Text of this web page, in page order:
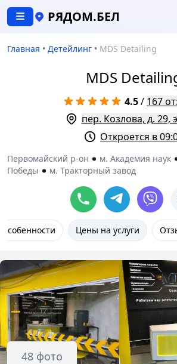
РЯДОМ.БЕЛ
Главная • Детейлинг • MDS Detailing
MDS
4.5/ 167
пер. Козлова, д. 29,
Откроется в
Первомайский р-он м. Академия наук
Победы
м. Тракторный завод
Особенности Цены на услуги
48 фото